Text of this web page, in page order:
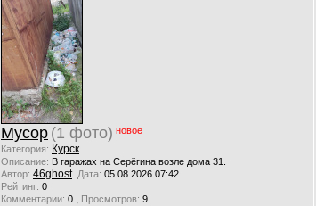
Мусор (1 фото) новое
Категория: Курск
Описание: В гаражах на Серёгина возле дома 31.
Автор: 46ghost Дата: 05.08.2026 07:42
Рейтинг: 0
Комментарии: 0 , Просмотров: 9